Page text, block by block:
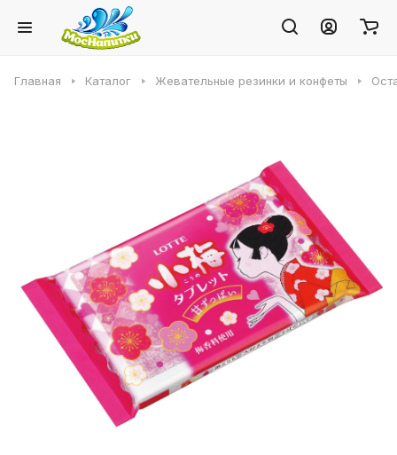
Главная Каталог Жевательные резинки и конфеты